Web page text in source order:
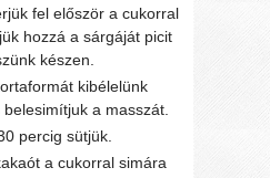
fel először a cukorral
hozzá a sárgáját picit
készen.
kibélelünk
a masszát.
percig sütjük.
a cukorral simára